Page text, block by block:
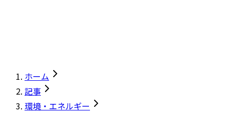
ホーム
記事
環境・エネルギー